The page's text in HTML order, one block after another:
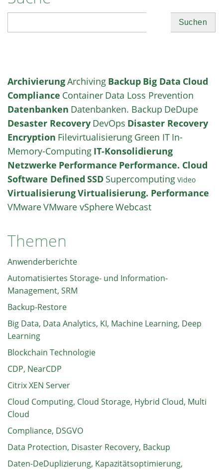
ArchivierungArchiving Backup Big Data Cloud
Compliance Container Data Loss Prevention
Datenbanken Datenbanken. Backup DeDupe
Desaster Recovery DevOps Disaster Recovery
Encryption Filevirtualisierung Green IT In-
Memory-Computing IT-Konsolidierung
Netzwerke Performance Performance. Cloud
Software Defined SSD Supercomputing Video
VirtualisierungVirtualisierung. Performance
VMwareVMware vSphereWebcast
Themen
Anwenderberichte
Automatisiertes Storage- und Information-
Management, SRM
Backup-Restore
Big Data, Data Analytics, KI, Machine Learning, Deep
Learning
Blockchain Technologie
CDP, NearCDP
Citrix XEN Server
Cloud Computing, Cloud Storage, Hybrid Cloud, Multi
Cloud
Compliance, DSGVO
Data Protection, Disaster Recovery, Backup
Daten-DeDuplizierung, Kapazitätsoptimierung,